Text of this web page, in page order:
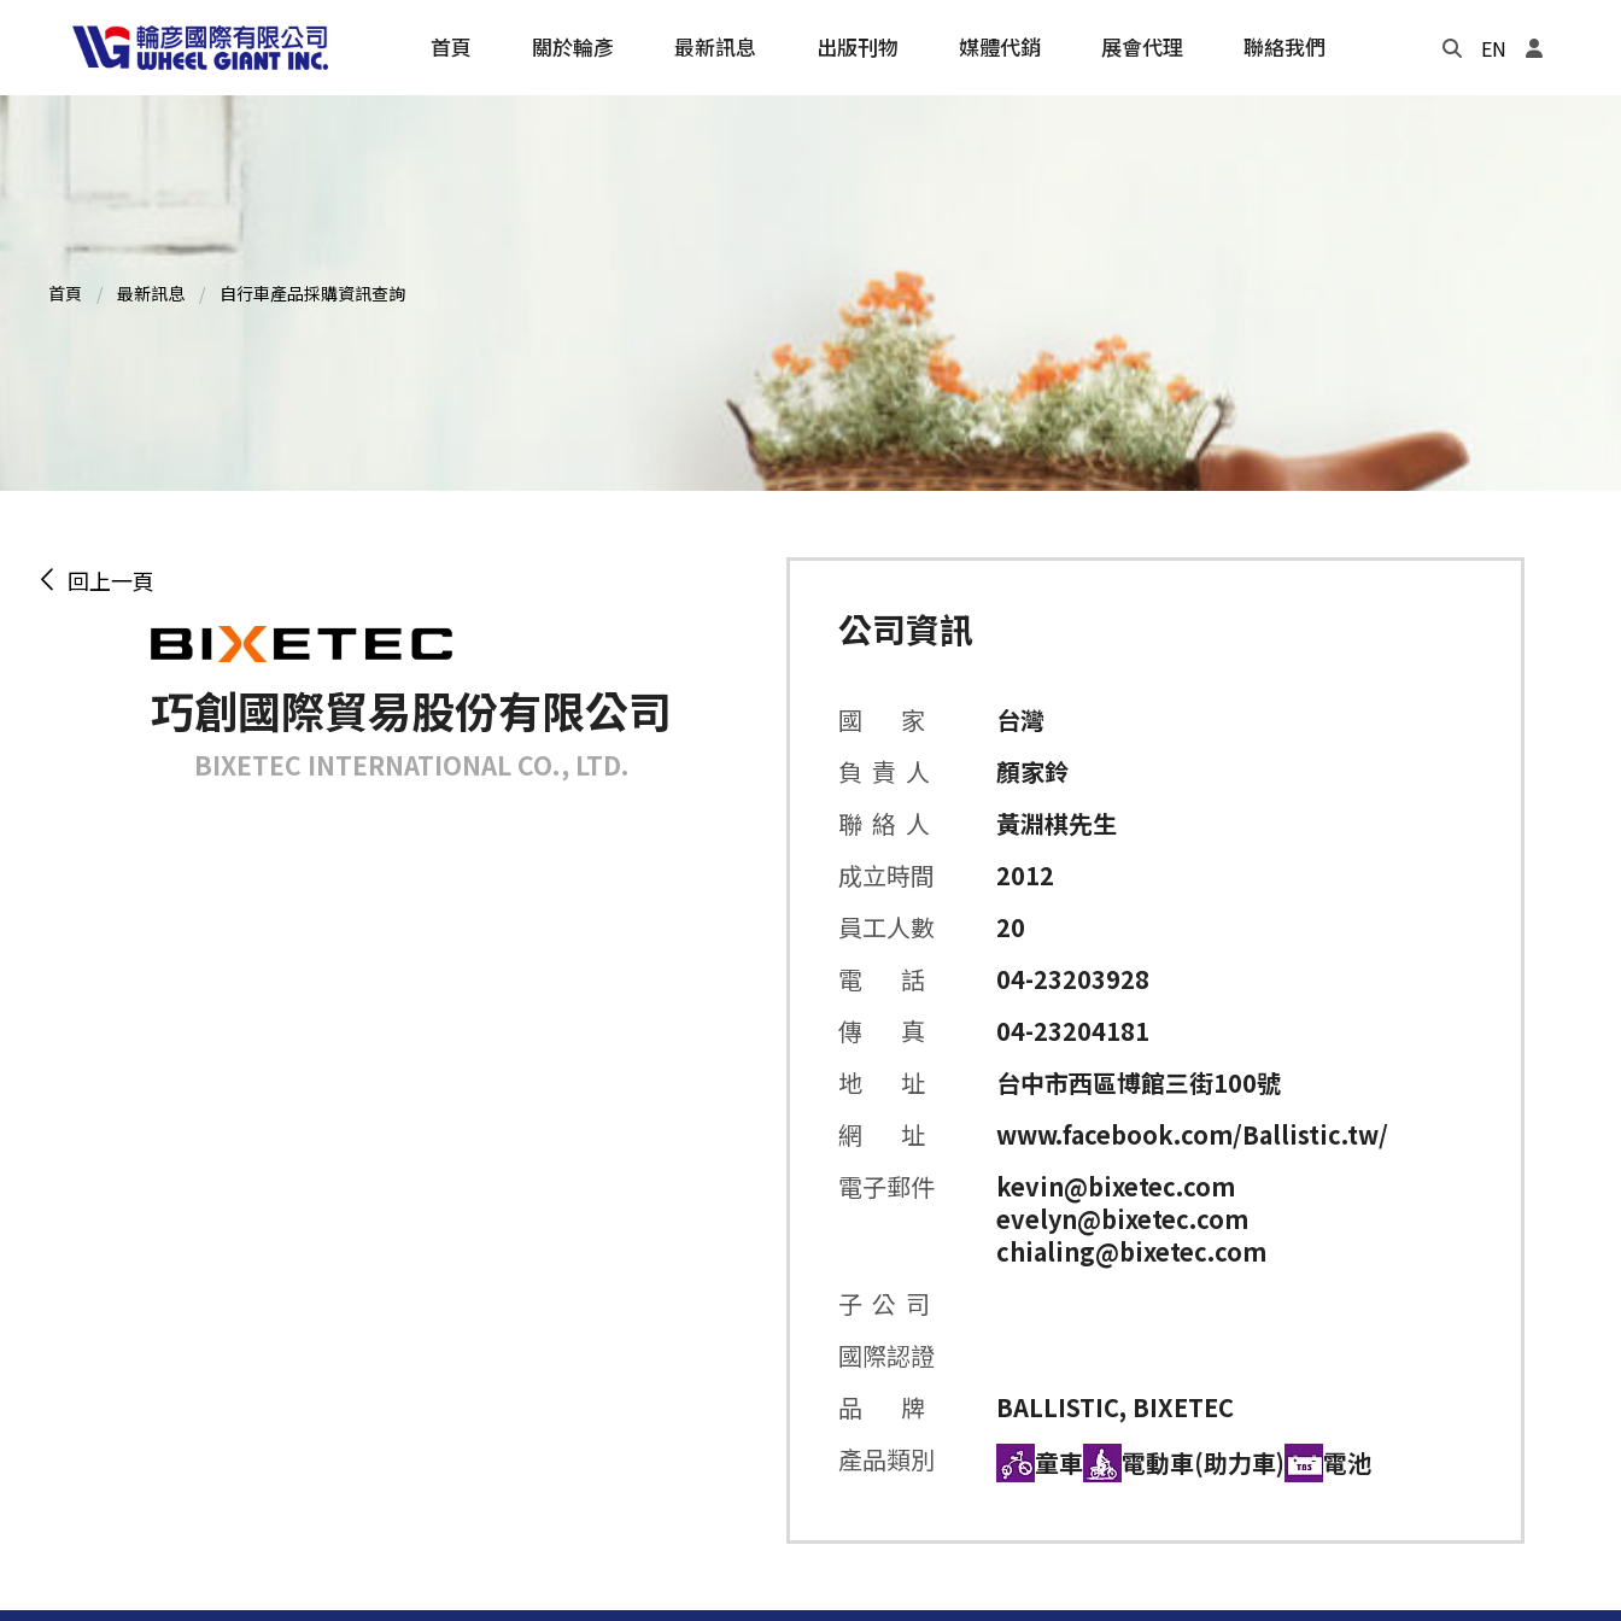
首頁 關於輪彥 最新訊息 出版刊物
戶外探索 Outside
主題書籍
媒體代銷 展會代理 聯絡我們 EN
首頁 最新訊息 自行車產品採購資訊查詢
回上一頁
巧創國際貿易股份有限公司
BIXETEC INTERNATIONAL CO., LTD.
公司資訊
國 家
台灣
負 責 人
顏家鈴
聯 絡 人
黃淵棋先生
成立時間
2012
員工人數
20
電 話
04-23203928
傳 真
04-23204181
地 址
台中市西區博館三街100號
網 址
www.facebook.com/Ballistic.tw/
電子郵件
kevin@bixetec.com
evelyn@bixetec.com
chialing@bixetec.com
子 公 司
國際認證
品 牌
BALLISTIC, BIXETEC
產品類別
童車 電動車(助力車) 電池